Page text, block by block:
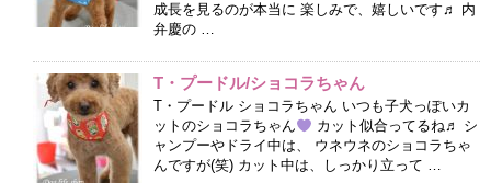
成長を見るのが本当に 楽しみで、嬉しいです♬ 内
弁慶の …
T・プードル/ショコラちゃん
T・プードル ショコラちゃん いつも子犬っぽいカ
ットのショコラちゃん
カット似合ってるね♬ シ
ャンプーやドライ中は、 ウネウネのショコラちゃ
んですが(笑) カット中は、しっかり立って …